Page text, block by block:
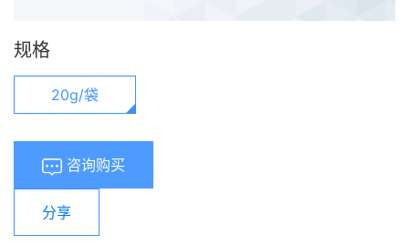
规格
20g/袋
咨询购买
分享